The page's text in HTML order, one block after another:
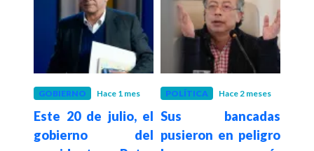
GOBIERNO Hace 1 mes
Este 20 de julio, el
gobierno del
POLÍTICA Hace 2 meses
Sus bancadas
pusieron en peligro